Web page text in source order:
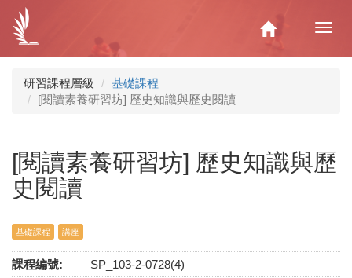
內
Home
研習課程層級
基礎課程
[閱讀素養研習坊] 歷史知識與歷史閱讀
[閱讀素養研習坊] 歷史知識與歷
史閱讀
基礎課程 講座
課程編號:
SP_103-2-0728(4)